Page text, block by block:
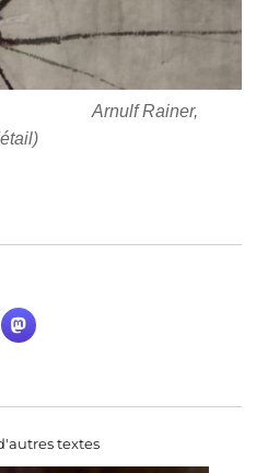
textes